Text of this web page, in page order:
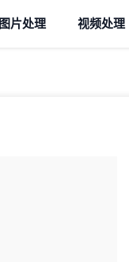
图片处理 视频处理